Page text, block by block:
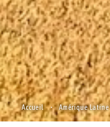
Accueil Amérique Latine